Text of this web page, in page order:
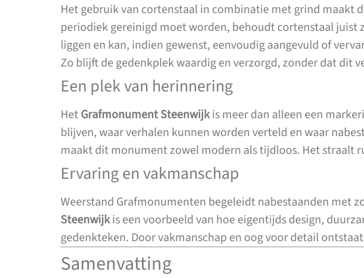
Het gebruik van cortenstaal in combinatie met grind
periodiek gereinigd moet worden, behoudt cortenstaal
liggen en kan, indien gewenst, eenvoudig aangevuld of
Zo blijft de gedenkplek waardig en verzorgd, zonder dat dit
Een plek van herinnering
HetGrafmonument Steenwijkis meer dan alleen een
blijven, waar verhalen kunnen worden verteld en waar
maakt dit monument zowel modern als tijdloos. Het straalt
Ervaring en vakmanschap
Weerstand Grafmonumenten begeleidt nabestaanden met
Steenwijkis een voorbeeld van hoe eigentijds design,
gedenkteken. Door vakmanschap en oog voor detail
Samenvatting